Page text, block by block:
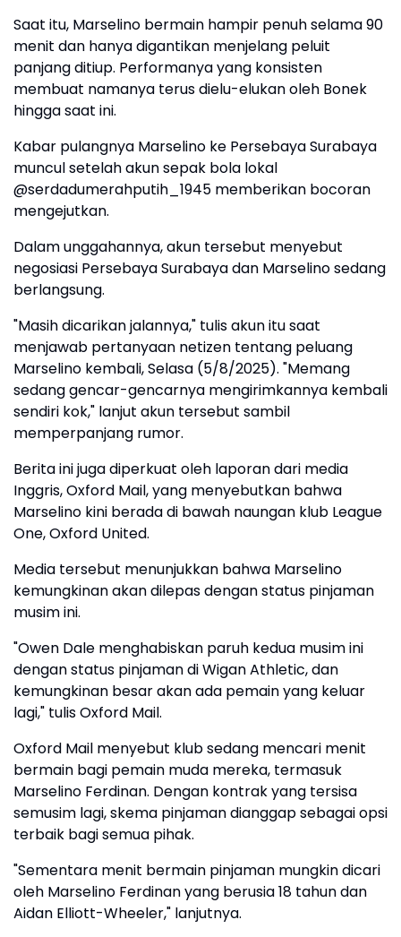
Saat itu, Marselino bermain hampir penuh selama 90
menit dan hanya digantikan menjelang peluit
panjang ditiup. Performanya yang konsisten
membuat namanya terus dielu-elukan oleh Bonek
hingga saat ini.
Kabar pulangnya Marselino ke Persebaya Surabaya
muncul setelah akun sepak bola lokal
@serdadumerahputih_1945 memberikan bocoran
mengejutkan.
Dalam unggahannya, akun tersebut menyebut
negosiasi Persebaya Surabaya dan Marselino sedang
berlangsung.
"Masih dicarikan jalannya," tulis akun itu saat
menjawab pertanyaan netizen tentang peluang
Marselino kembali, Selasa (5/8/2025). "Memang
sedang gencar-gencarnya mengirimkannya kembali
sendiri kok," lanjut akun tersebut sambil
memperpanjang rumor.
Berita ini juga diperkuat oleh laporan dari media
Inggris, Oxford Mail, yang menyebutkan bahwa
Marselino kini berada di bawah naungan klub League
One, Oxford United.
Media tersebut menunjukkan bahwa Marselino
kemungkinan akan dilepas dengan status pinjaman
musim ini.
"Owen Dale menghabiskan paruh kedua musim ini
dengan status pinjaman di Wigan Athletic, dan
kemungkinan besar akan ada pemain yang keluar
lagi," tulis Oxford Mail.
Oxford Mail menyebut klub sedang mencari menit
bermain bagi pemain muda mereka, termasuk
Marselino Ferdinan. Dengan kontrak yang tersisa
semusim lagi, skema pinjaman dianggap sebagai opsi
terbaik bagi semua pihak.
"Sementara menit bermain pinjaman mungkin dicari
oleh Marselino Ferdinan yang berusia 18 tahun dan
Aidan Elliott-Wheeler," lanjutnya.